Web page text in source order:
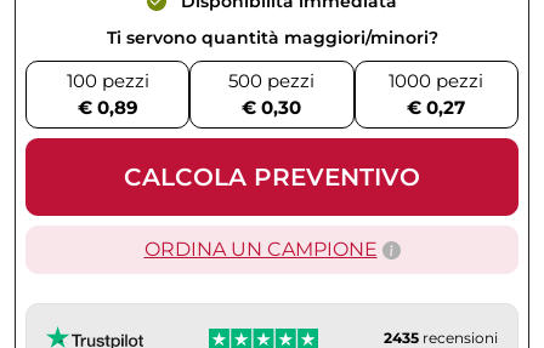
Ti servono quantità maggiori/minori?
100 pezzi
€ 0,89
500 pezzi
€ 0,30
1000 pezzi
€ 0,27
CALCOLA PREVENTIVO
ORDINA UN CAMPIONE
2435 recensioni